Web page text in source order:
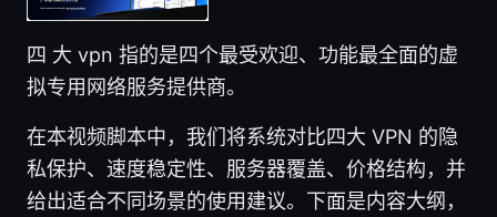
四 大 vpn 指的是四个最受欢迎、功能最全面的虚
拟专用网络服务提供商。
在本视频脚本中，我们将系统对比四大 VPN 的隐
私保护、速度稳定性、服务器覆盖、价格结构，并
给出适合不同场景的使用建议。下面是内容大纲，